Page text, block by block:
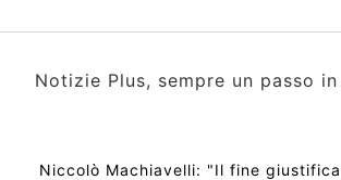
Notizie Plus, sempre un passo
Niccolò Machiavelli: "Il fine